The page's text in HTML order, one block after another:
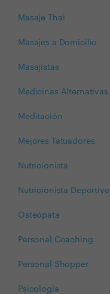
Masaje Thai
Masajes a Domicilio
Masajistas
Medicinas Alternativas
Meditación
Mejores Tatuadores
Nutricionista
Nutricionista Deportivo
Osteópata
Personal Coaching
Personal Shopper
Psicología